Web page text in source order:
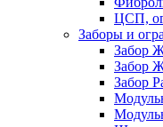
ЦСП,
Заборы и
Забор
Забор
Забор